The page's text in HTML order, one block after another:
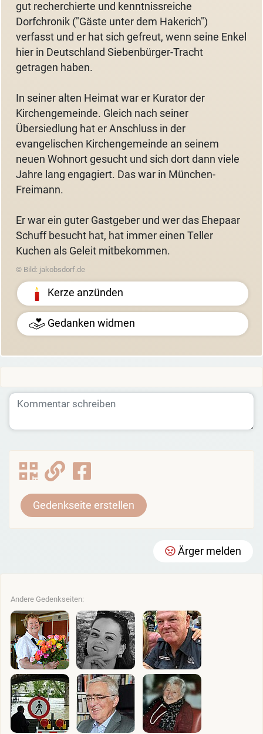
gut recherchierte und kenntnissreiche
Dorfchronik ("Gäste unter dem Hakerich")
verfasst und er hat sich gefreut, wenn seine Enkel
hier in Deutschland Siebenbürger-Tracht
getragen haben.
In seiner alten Heimat war er Kurator der
Kirchengemeinde. Gleich nach seiner
Übersiedlung hat er Anschluss in der
evangelischen Kirchengemeinde an seinem
neuen Wohnort gesucht und sich dort dann viele
Jahre lang engagiert. Das war in München-
Freimann.
Er war ein guter Gastgeber und wer das Ehepaar
Schuff besucht hat, hat immer einen Teller
Kuchen als Geleit mitbekommen.
© Bild: jakobsdorf.de
Kerze anzünden
Gedanken widmen
Gedenkseite erstellen
Ärger melden
Andere Gedenkseiten: